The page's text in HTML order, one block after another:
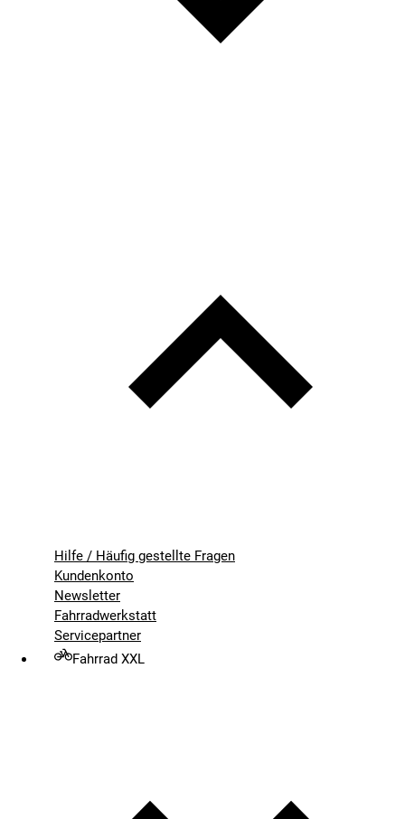
Hilfe / Häufig gestellte Fragen
Kundenkonto
Newsletter
Fahrradwerkstatt
Servicepartner
Fahrrad XXL